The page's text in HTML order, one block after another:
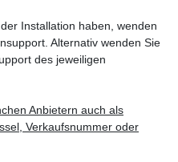
Installation haben, wenden
Alternativ wenden Sie
des jeweiligen
Anbietern auch als
Verkaufsnummer oder